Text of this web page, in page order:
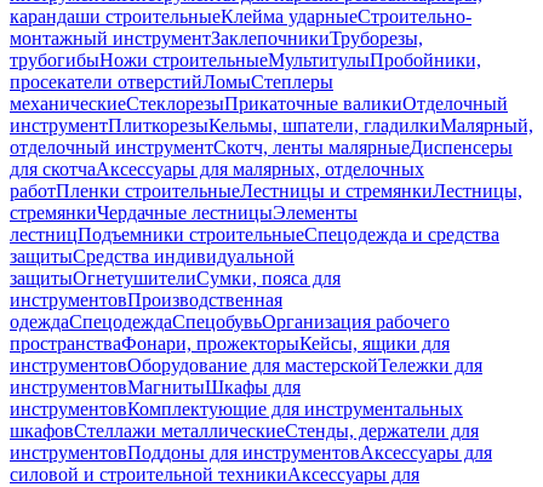
карандаши строительныеКлейма ударныеСтроительно-
монтажный инструментЗаклепочникиТруборезы,
трубогибыНожи строительныеМультитулыПробойники,
просекатели отверстийЛомыСтеплеры
механическиеСтеклорезыПрикаточные валикиОтделочный
инструментПлиткорезыКельмы, шпатели, гладилкиМалярный,
отделочный инструментСкотч, ленты малярныеДиспенсеры
для скотчаАксессуары для малярных, отделочных
работПленки строительныеЛестницы и стремянкиЛестницы,
стремянкиЧердачные лестницыЭлементы
лестницПодъемники строительныеСпецодежда и средства
защитыСредства индивидуальной
защитыОгнетушителиСумки, пояса для
инструментовПроизводственная
одеждаСпецодеждаСпецобувьОрганизация рабочего
пространстваФонари, прожекторыКейсы, ящики для
инструментовОборудование для мастерскойТележки для
инструментовМагнитыШкафы для
инструментовКомплектующие для инструментальных
шкафовСтеллажи металлическиеСтенды, держатели для
инструментовПоддоны для инструментовАксессуары для
силовой и строительной техникиАксессуары для